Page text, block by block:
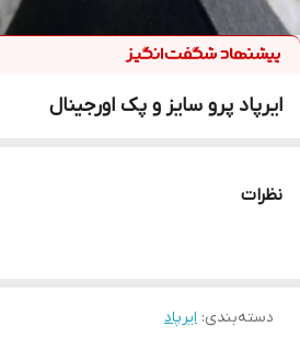
ایرپاد پرو سایز و پک اورجینال
نظرات
دسته‌بندی: ایرپاد